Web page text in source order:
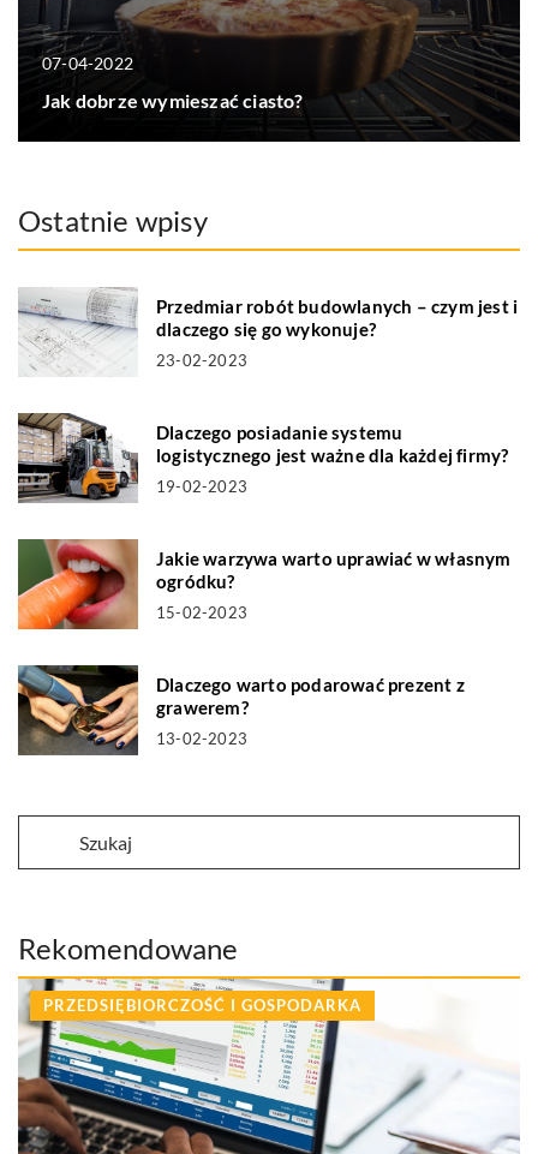
07-04-2022
Jak dobrze wymieszać ciasto?
Ostatnie wpisy
Przedmiar robót budowlanych – czym jest i
dlaczego się go wykonuje?
23-02-2023
Dlaczego posiadanie systemu
logistycznego jest ważne dla każdej firmy?
19-02-2023
Jakie warzywa warto uprawiać w własnym
ogródku?
15-02-2023
Dlaczego warto podarować prezent z
grawerem?
13-02-2023
Rekomendowane
PRZEDSIĘBIORCZOŚĆ I GOSPODARKA